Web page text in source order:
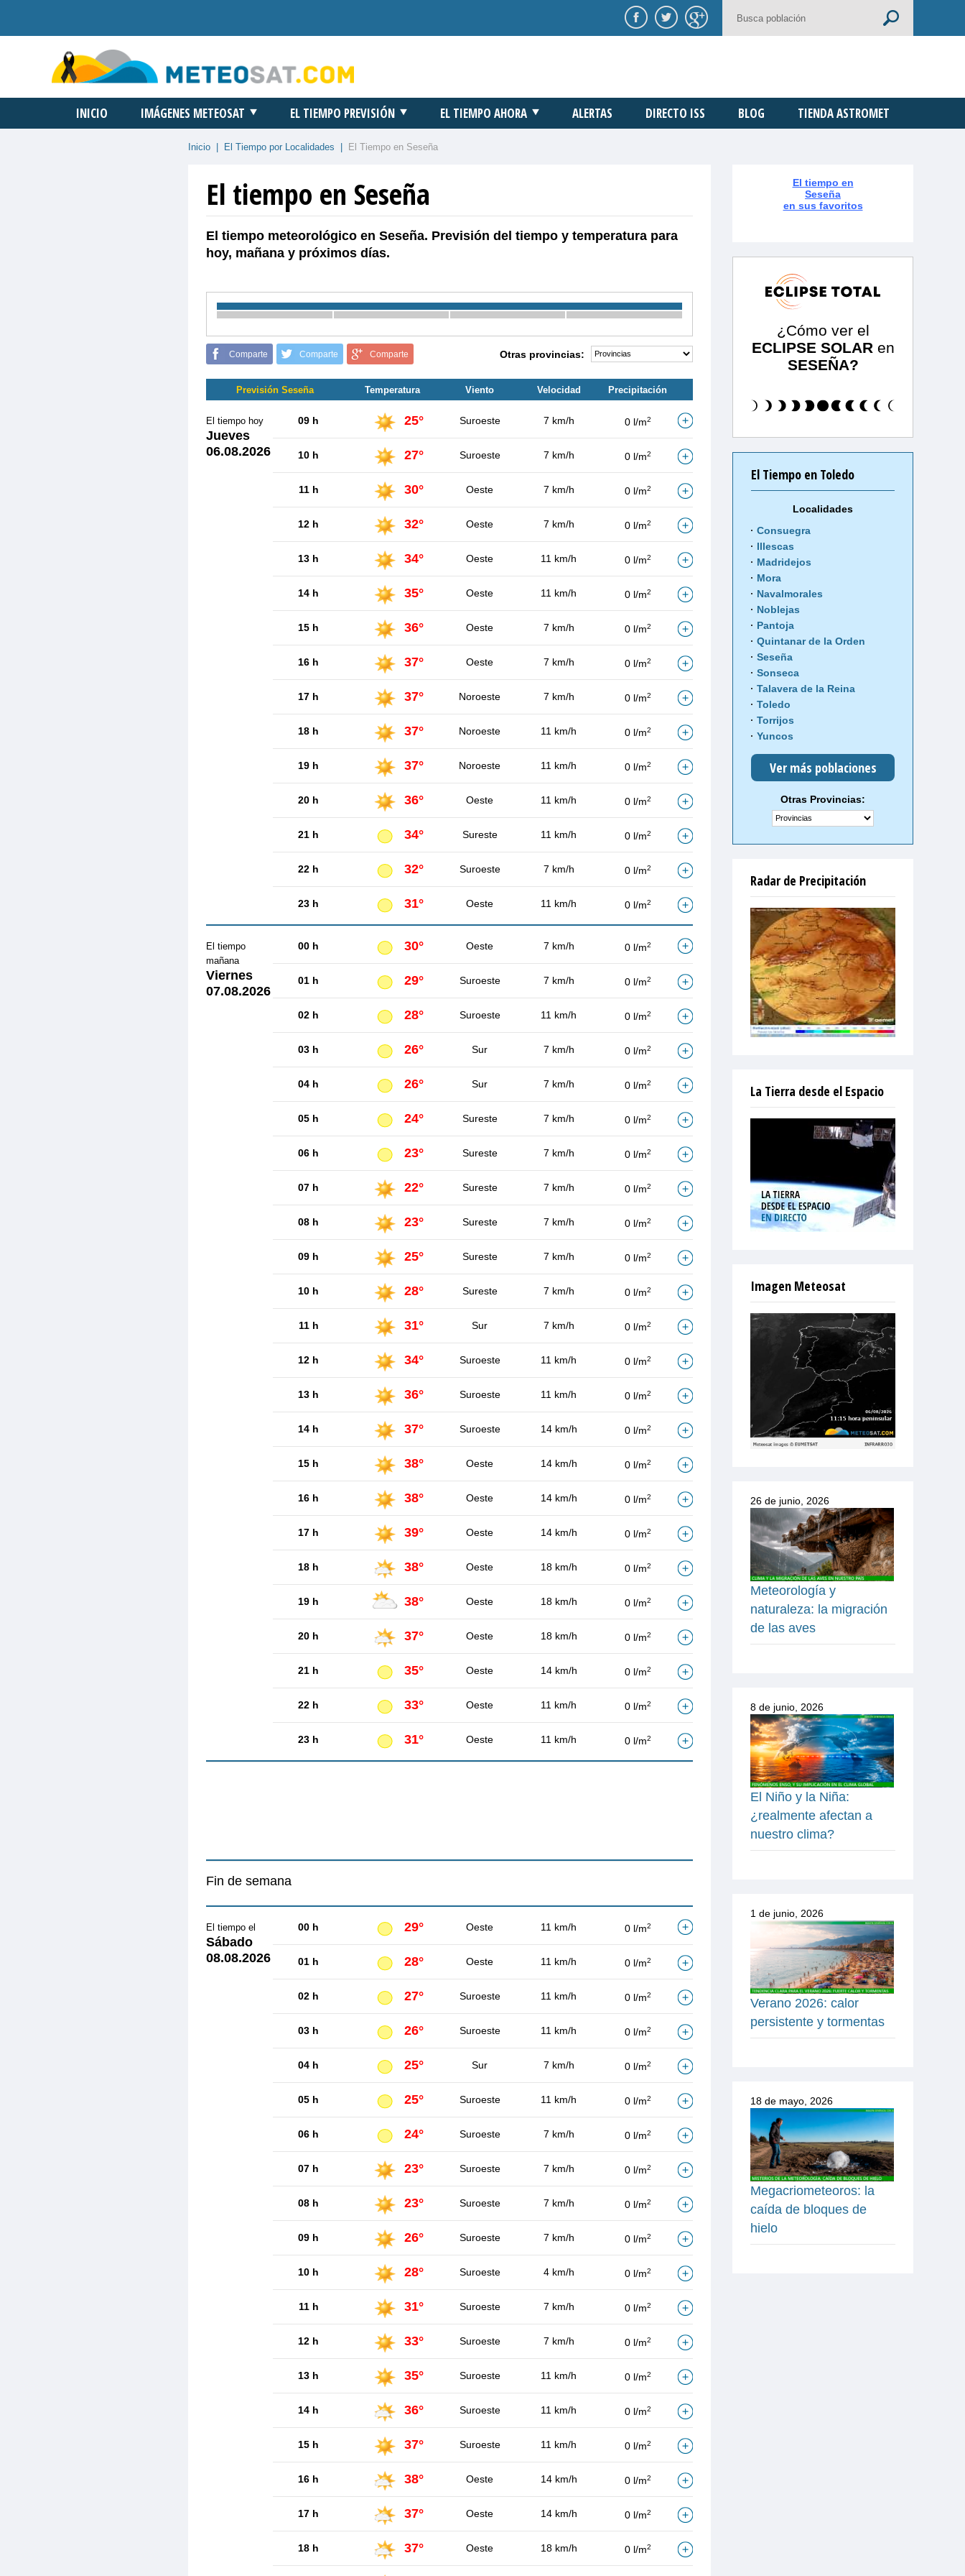
INICIO IMÁGENES METEOSAT EL TIEMPO PREVISIÓN EL TIEMPO AHORA ALERTAS DIRECTO ISS BLOG TIENDA ASTROMET
Inicio El Tiempo por Localidades El Tiempo en Seseña
El tiempo en Seseña
El tiempo meteorológico en Seseña. Previsión del tiempo y temperatura para
hoy, mañana y próximos días.
Comparte Comparte Comparte Otras provincias:
Previsión Seseña Temperatura Viento Velocidad Precipitación
El tiempo hoy
Jueves
06.08.2026
09 h 25° Suroeste 7 km/h 0 l/m2
10 h 27° Suroeste 7 km/h 0 l/m2
11 h 30° Oeste 7 km/h 0 l/m2
12 h 32° Oeste 7 km/h 0 l/m2
13 h 34° Oeste 11 km/h 0 l/m2
14 h 35° Oeste 11 km/h 0 l/m2
15 h 36° Oeste 7 km/h 0 l/m2
16 h 37° Oeste 7 km/h 0 l/m2
17 h 37° Noroeste 7 km/h 0 l/m2
18 h 37° Noroeste 11 km/h 0 l/m2
19 h 37° Noroeste 11 km/h 0 l/m2
20 h 36° Oeste 11 km/h 0 l/m2
21 h 34° Sureste 11 km/h 0 l/m2
22 h 32° Suroeste 7 km/h 0 l/m2
23 h 31° Oeste 11 km/h 0 l/m2
El tiempo
mañana
Viernes
07.08.2026
00 h 30° Oeste 7 km/h 0 l/m2
01 h 29° Suroeste 7 km/h 0 l/m2
02 h 28° Suroeste 11 km/h 0 l/m2
03 h 26° Sur 7 km/h 0 l/m2
04 h 26° Sur 7 km/h 0 l/m2
05 h 24° Sureste 7 km/h 0 l/m2
06 h 23° Sureste 7 km/h 0 l/m2
07 h 22° Sureste 7 km/h 0 l/m2
08 h 23° Sureste 7 km/h 0 l/m2
09 h 25° Sureste 7 km/h 0 l/m2
10 h 28° Sureste 7 km/h 0 l/m2
11 h 31° Sur 7 km/h 0 l/m2
12 h 34° Suroeste 11 km/h 0 l/m2
13 h 36° Suroeste 11 km/h 0 l/m2
14 h 37° Suroeste 14 km/h 0 l/m2
15 h 38° Oeste 14 km/h 0 l/m2
16 h 38° Oeste 14 km/h 0 l/m2
17 h 39° Oeste 14 km/h 0 l/m2
18 h 38° Oeste 18 km/h 0 l/m2
19 h 38° Oeste 18 km/h 0 l/m2
20 h 37° Oeste 18 km/h 0 l/m2
21 h 35° Oeste 14 km/h 0 l/m2
22 h 33° Oeste 11 km/h 0 l/m2
23 h 31° Oeste 11 km/h 0 l/m2
Fin de semana
El tiempo el
Sábado
08.08.2026
00 h 29° Oeste 11 km/h 0 l/m2
01 h 28° Oeste 11 km/h 0 l/m2
02 h 27° Suroeste 11 km/h 0 l/m2
03 h 26° Suroeste 11 km/h 0 l/m2
04 h 25° Sur 7 km/h 0 l/m2
05 h 25° Suroeste 11 km/h 0 l/m2
06 h 24° Suroeste 7 km/h 0 l/m2
07 h 23° Suroeste 7 km/h 0 l/m2
08 h 23° Suroeste 7 km/h 0 l/m2
09 h 26° Suroeste 7 km/h 0 l/m2
10 h 28° Suroeste 4 km/h 0 l/m2
11 h 31° Suroeste 7 km/h 0 l/m2
12 h 33° Suroeste 7 km/h 0 l/m2
13 h 35° Suroeste 11 km/h 0 l/m2
14 h 36° Suroeste 11 km/h 0 l/m2
15 h 37° Suroeste 11 km/h 0 l/m2
16 h 38° Oeste 14 km/h 0 l/m2
17 h 37° Oeste 14 km/h 0 l/m2
18 h 37° Oeste 18 km/h 0 l/m2
El tiempo en
Seseña
en sus favoritos
¿Cómo ver el
ECLIPSE SOLAR en
SESEÑA?
El Tiempo en Toledo
Localidades
Consuegra
Illescas
Madridejos
Mora
Navalmorales
Noblejas
Pantoja
Quintanar de la Orden
Seseña
Sonseca
Talavera de la Reina
Toledo
Torrijos
Yuncos
Ver más poblaciones
Otras Provincias:
Radar de Precipitación
La Tierra desde el Espacio
Imagen Meteosat
26 de junio, 2026
Meteorología y
naturaleza: la migración
de las aves
8 de junio, 2026
El Niño y la Niña:
¿realmente afectan a
nuestro clima?
1 de junio, 2026
Verano 2026: calor
persistente y tormentas
18 de mayo, 2026
Megacriometeoros: la
caída de bloques de
hielo